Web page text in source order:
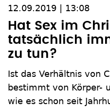
12.09.2019 | 13:08
Hat Sex im
tatsächlich
zu tun?
Ist das Verhältnis von
bestimmt von Körper-
wie es schon seit